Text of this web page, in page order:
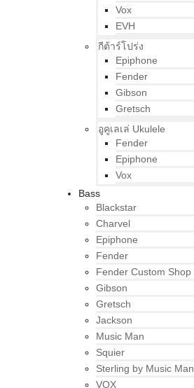
Vox
EVH
กีต้าร์โปร่ง
Epiphone
Fender
Gibson
Gretsch
อูคูเลเล่ Ukulele
Fender
Epiphone
Vox
Bass
Blackstar
Charvel
Epiphone
Fender
Fender Custom Shop
Gibson
Gretsch
Jackson
Music Man
Squier
Sterling by Music Man
VOX